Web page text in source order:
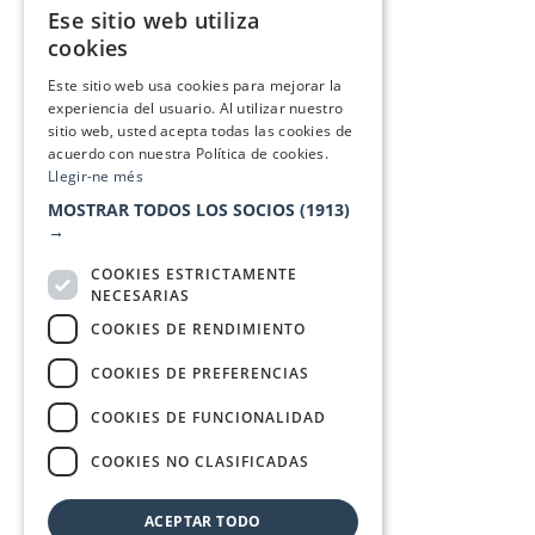
Ese sitio web utiliza
cookies
Este sitio web usa cookies para mejorar la
experiencia del usuario. Al utilizar nuestro
sitio web, usted acepta todas las cookies de
acuerdo con nuestra Política de cookies.
Llegir-ne més
MOSTRAR TODOS LOS SOCIOS (1913)
→
COOKIES ESTRICTAMENTE
NECESARIAS
COOKIES DE RENDIMIENTO
COOKIES DE PREFERENCIAS
COOKIES DE FUNCIONALIDAD
COOKIES NO CLASIFICADAS
ACEPTAR TODO